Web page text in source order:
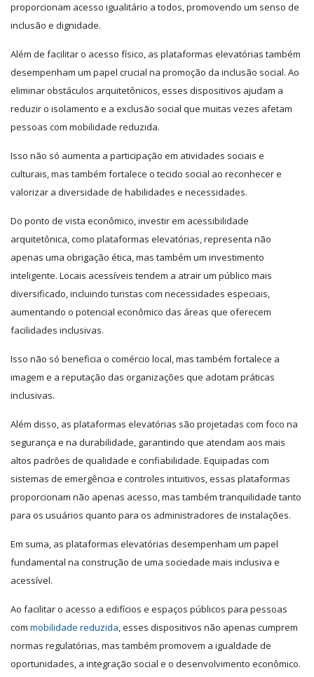
proporcionam acesso igualitário a todos, promovendo um senso de
inclusão e dignidade.
Além de facilitar o acesso físico, as plataformas elevatórias também
desempenham um papel crucial na promoção da inclusão social. Ao
eliminar obstáculos arquitetônicos, esses dispositivos ajudam a
reduzir o isolamento e a exclusão social que muitas vezes afetam
pessoas com mobilidade reduzida.
Isso não só aumenta a participação em atividades sociais e
culturais, mas também fortalece o tecido social ao reconhecer e
valorizar a diversidade de habilidades e necessidades.
Do ponto de vista econômico, investir em acessibilidade
arquitetônica, como plataformas elevatórias, representa não
apenas uma obrigação ética, mas também um investimento
inteligente. Locais acessíveis tendem a atrair um público mais
diversificado, incluindo turistas com necessidades especiais,
aumentando o potencial econômico das áreas que oferecem
facilidades inclusivas.
Isso não só beneficia o comércio local, mas também fortalece a
imagem e a reputação das organizações que adotam práticas
inclusivas.
Além disso, as plataformas elevatórias são projetadas com foco na
segurança e na durabilidade, garantindo que atendam aos mais
altos padrões de qualidade e confiabilidade. Equipadas com
sistemas de emergência e controles intuitivos, essas plataformas
proporcionam não apenas acesso, mas também tranquilidade tanto
para os usuários quanto para os administradores de instalações.
Em suma, as plataformas elevatórias desempenham um papel
fundamental na construção de uma sociedade mais inclusiva e
acessível.
Ao facilitar o acesso a edifícios e espaços públicos para pessoas
com mobilidade reduzida, esses dispositivos não apenas cumprem
normas regulatórias, mas também promovem a igualdade de
oportunidades, a integração social e o desenvolvimento econômico.